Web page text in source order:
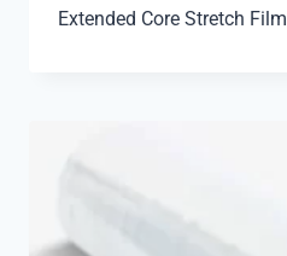
Extended Core Stretch Film